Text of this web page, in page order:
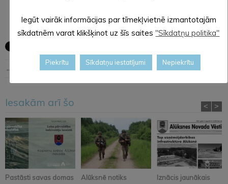
← Iepriekšējā ziņa Nākošā ziņa →
Iesakām arī šo
Pastāsti savas domas
Alūksnē notiks
Iznācis jaunākais
< >
Iegūt vairāk informācijas par tīmekļvietnē izmantotajām
sīkdatnēm varat klikšķinot uz šīs saites "Sīkdatņu politika"
Piekrītu Sīkdatņu iestatījumi Nepiekrītu